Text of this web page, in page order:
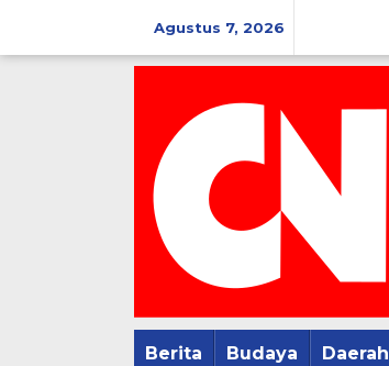
konten
Agustus 7, 2026
Berita Budaya Daerah